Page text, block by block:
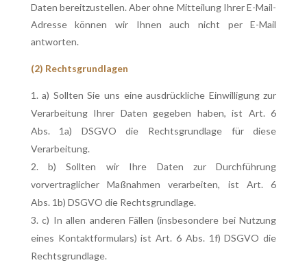
Daten bereitzustellen. Aber ohne Mitteilung Ihrer E-Mail-
Adresse können wir Ihnen auch nicht per E-Mail
antworten.
(2) Rechtsgrundlagen
a) Sollten Sie uns eine ausdrückliche Einwilligung zur
Verarbeitung Ihrer Daten gegeben haben, ist Art. 6
Abs. 1a) DSGVO die Rechtsgrundlage für diese
Verarbeitung.
b) Sollten wir Ihre Daten zur Durchführung
vorvertraglicher Maßnahmen verarbeiten, ist Art. 6
Abs. 1b) DSGVO die Rechtsgrundlage.
c) In allen anderen Fällen (insbesondere bei Nutzung
eines Kontaktformulars) ist Art. 6 Abs. 1f) DSGVO die
Rechtsgrundlage.